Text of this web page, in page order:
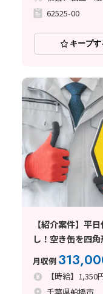
62525-00
キープす
【紹介案件】平
し！空き缶を四
月収例
【時給】1,350